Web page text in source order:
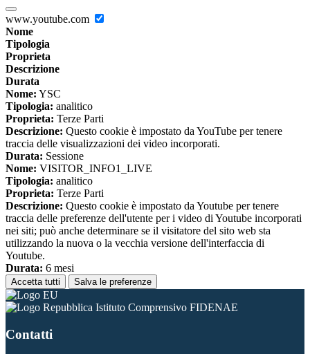
www.youtube.com
Nome
Tipologia
Proprieta
Descrizione
Durata
Nome: YSC
Tipologia: analitico
Proprieta: Terze Parti
Descrizione: Questo cookie è impostato da YouTube per tenere
traccia delle visualizzazioni dei video incorporati.
Durata: Sessione
Nome: VISITOR_INFO1_LIVE
Tipologia: analitico
Proprieta: Terze Parti
Descrizione: Questo cookie è impostato da Youtube per tenere
traccia delle preferenze dell'utente per i video di Youtube incorporati
nei siti; può anche determinare se il visitatore del sito web sta
utilizzando la nuova o la vecchia versione dell'interfaccia di
Youtube.
Durata: 6 mesi
Accetta tutti Salva le preferenze
Istituto Comprensivo FIDENAE
Contatti